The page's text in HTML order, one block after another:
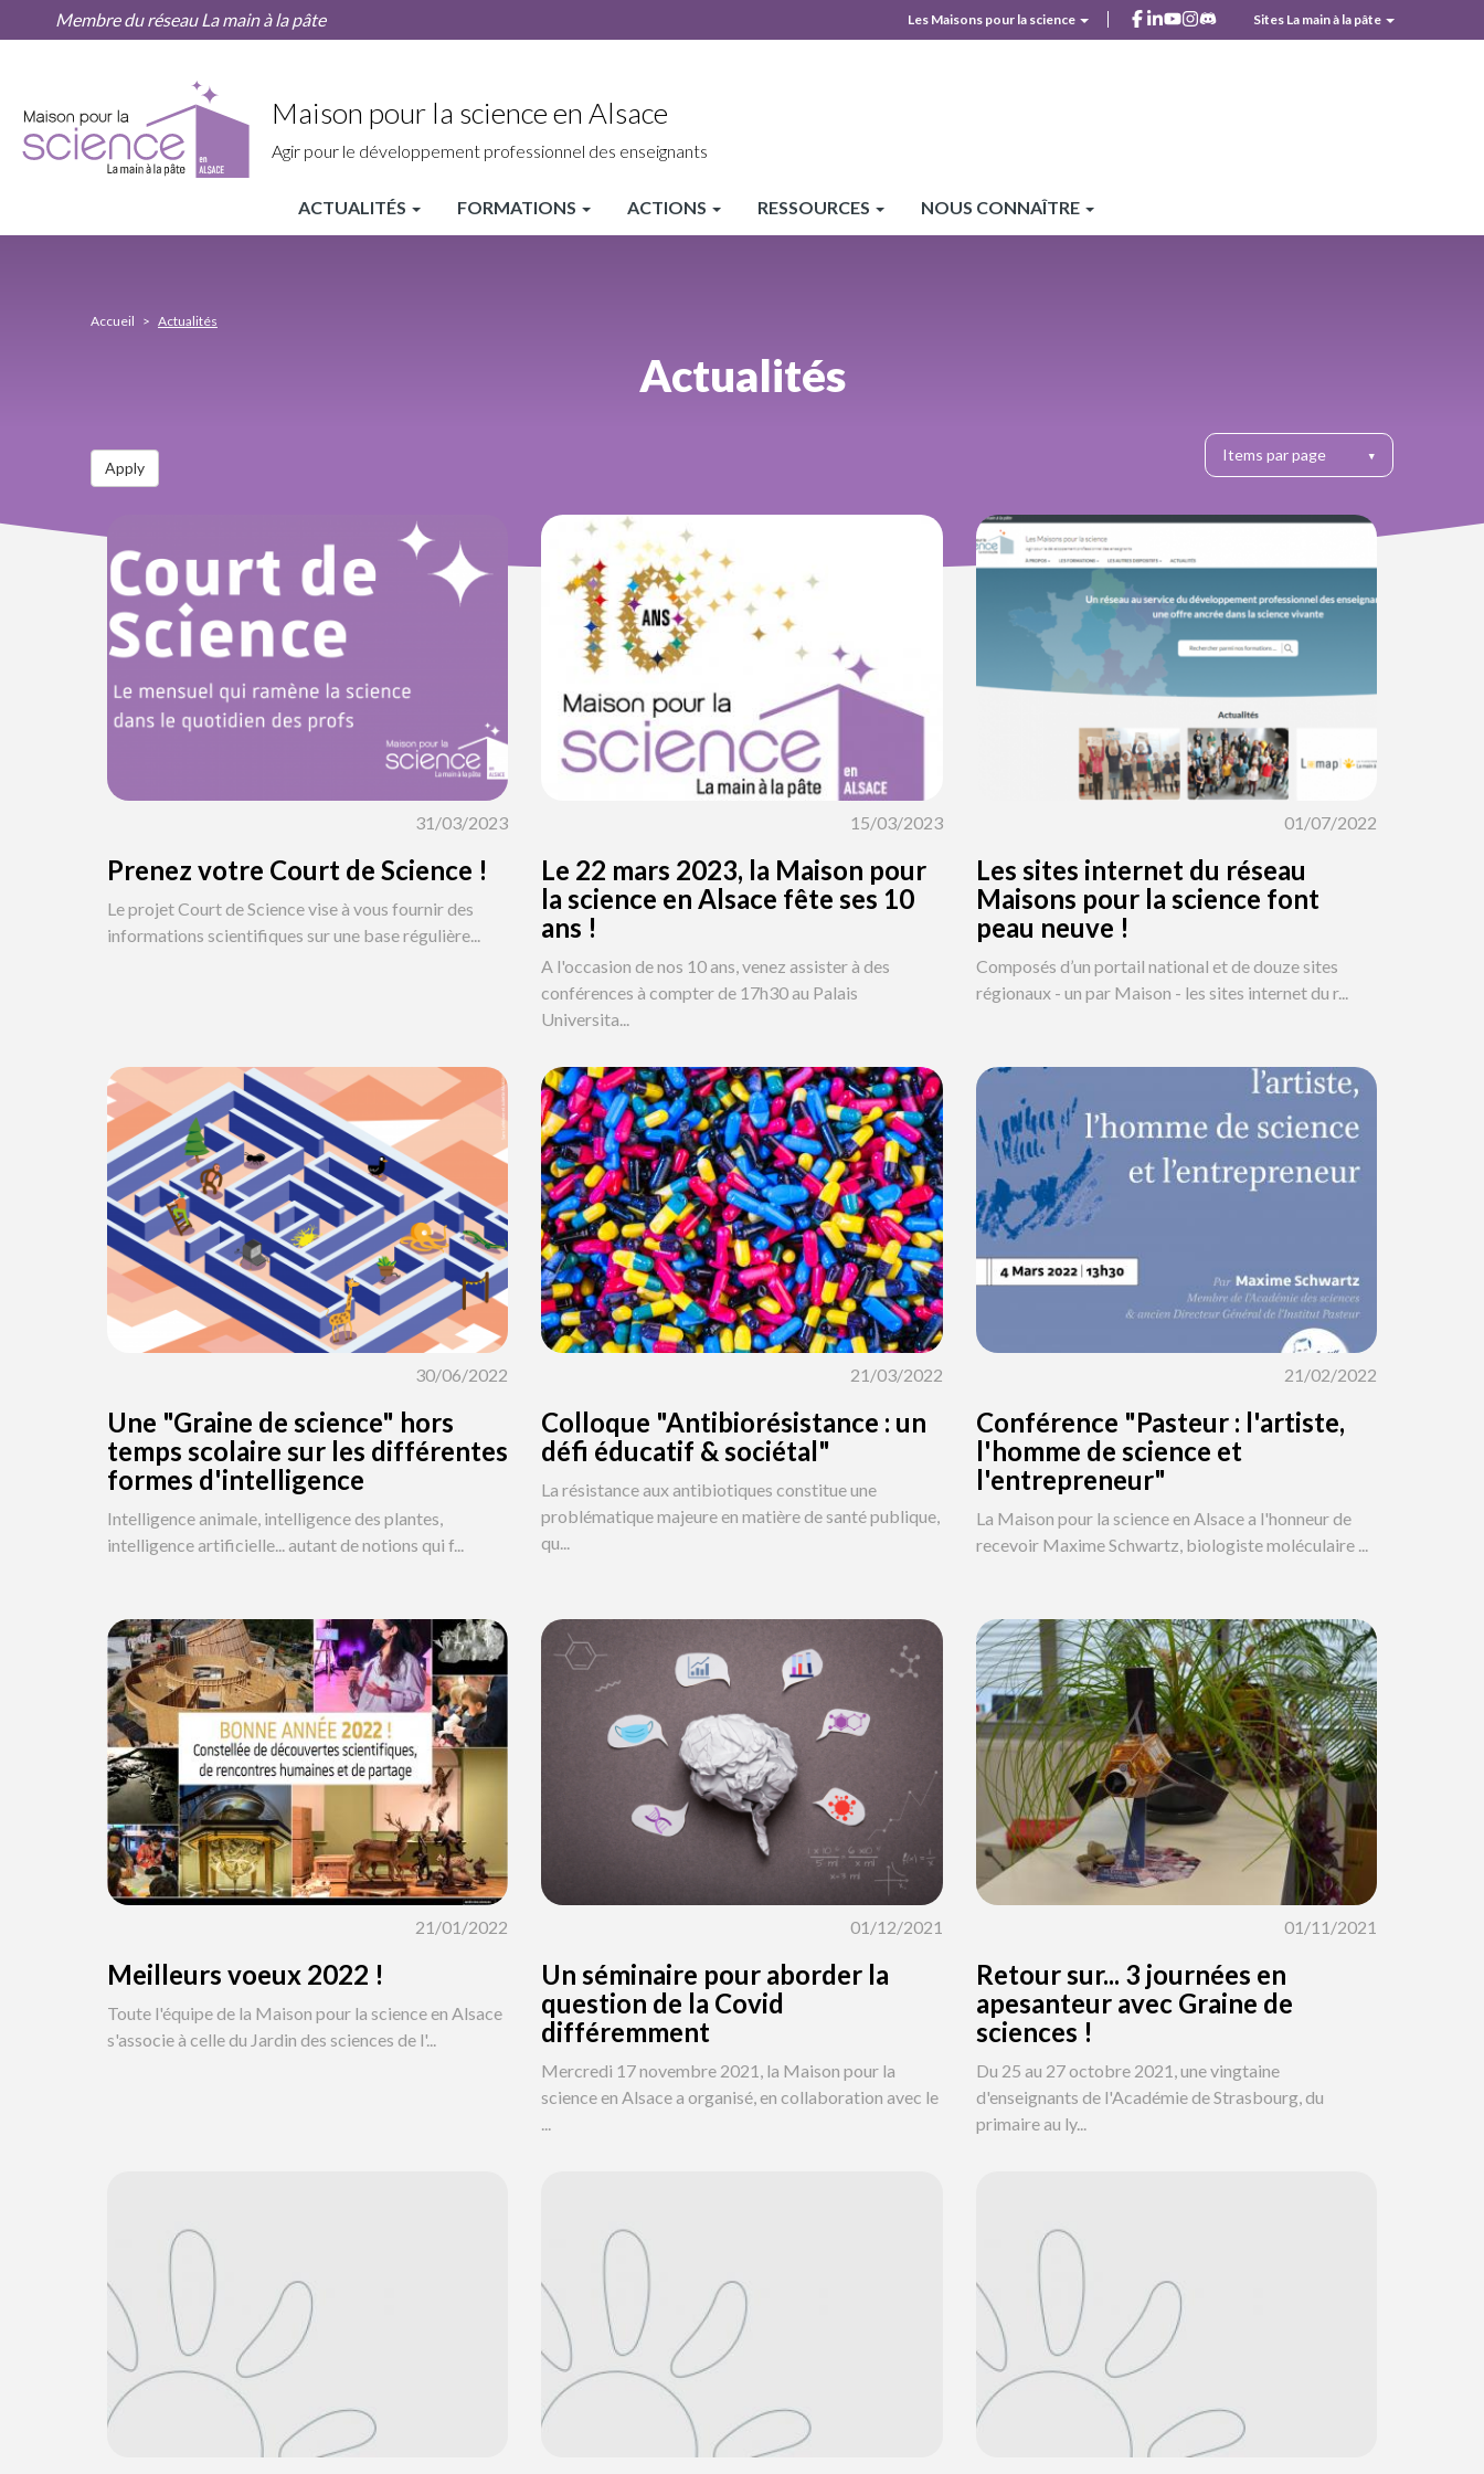
ActualitésMembre du réseau La main à la pâte
MPLS
Les Maisons pour la science facebook
linkedin
youtube
instagram
discordSites La main à la pâte
Maison pour la science en Alsace
Agir pour le développement professionnel des enseignants
MPLS
ACTUALITÉS FORMATIONS ACTIONS RESSOURCES NOUS CONNAÎTRE
Accueil Actualités
Actualités
Items par page
Apply
31/03/2023
Prenez votre Court de Science !
Le projet Court de Science vise à vous fournir des
informations scientifiques sur une base régulière...
15/03/2023
Le 22 mars 2023, la Maison pour
la science en Alsace fête ses 10
ans !
A l'occasion de nos 10 ans, venez assister à des
conférences à compter de 17h30 au Palais
Universita...
01/07/2022
Les sites internet du réseau
Maisons pour la science font
peau neuve !
Composés d’un portail national et de douze sites
régionaux - un par Maison - les sites internet du r...
30/06/2022
Une "Graine de science" hors
temps scolaire sur les différentes
formes d'intelligence
Intelligence animale, intelligence des plantes,
intelligence artificielle... autant de notions qui f...
21/03/2022
Colloque "Antibiorésistance : un
défi éducatif & sociétal"
La résistance aux antibiotiques constitue une
problématique majeure en matière de santé publique,
qu...
21/02/2022
Conférence "Pasteur : l'artiste,
l'homme de science et
l'entrepreneur"
La Maison pour la science en Alsace a l'honneur de
recevoir Maxime Schwartz, biologiste moléculaire ...
21/01/2022
Meilleurs voeux 2022 !
Toute l'équipe de la Maison pour la science en Alsace
s'associe à celle du Jardin des sciences de l'...
01/12/2021
Un séminaire pour aborder la
question de la Covid
différemment
Mercredi 17 novembre 2021, la Maison pour la
science en Alsace a organisé, en collaboration avec le
...
01/11/2021
Retour sur... 3 journées en
apesanteur avec Graine de
sciences !
Du 25 au 27 octobre 2021, une vingtaine
d'enseignants de l'Académie de Strasbourg, du
primaire au ly...